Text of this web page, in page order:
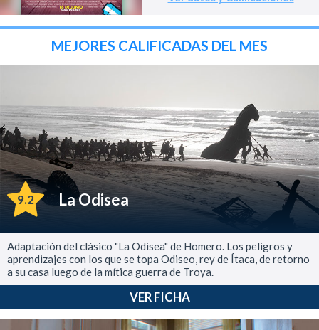
MEJORES CALIFICADAS DEL MES
9.2 La Odisea
Adaptación del clásico "La Odisea" de Homero. Los peligros y
aprendizajes con los que se topa Odiseo, rey de Ítaca, de retorno
a su casa luego de la mítica guerra de Troya.
VER FICHA